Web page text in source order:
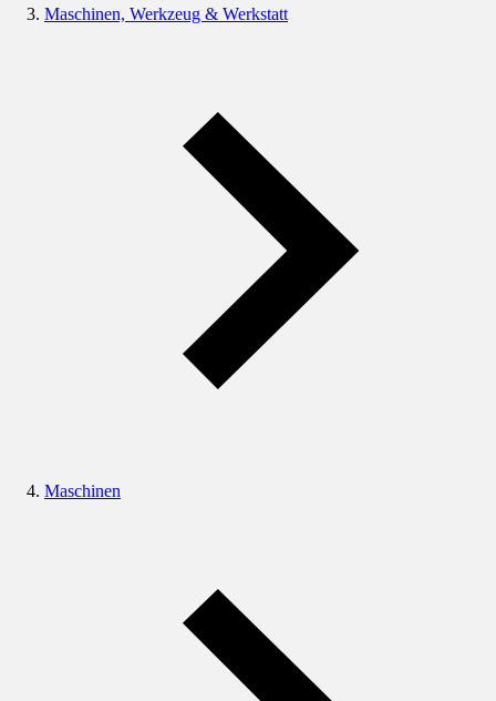
Maschinen, Werkzeug & Werkstatt
Maschinen